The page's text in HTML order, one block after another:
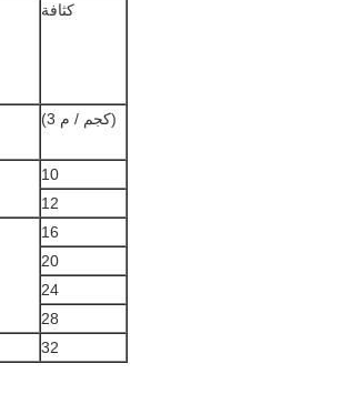
كثافة
(كجم / م 3)
10
12
16
20
24
28
32